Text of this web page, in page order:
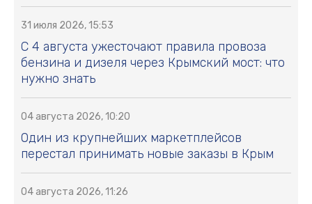
31 июля 2026, 15:53
С 4 августа ужесточают правила провоза
бензина и дизеля через Крымский мост: что
нужно знать
04 августа 2026, 10:20
Один из крупнейших маркетплейсов
перестал принимать новые заказы в Крым
04 августа 2026, 11:26